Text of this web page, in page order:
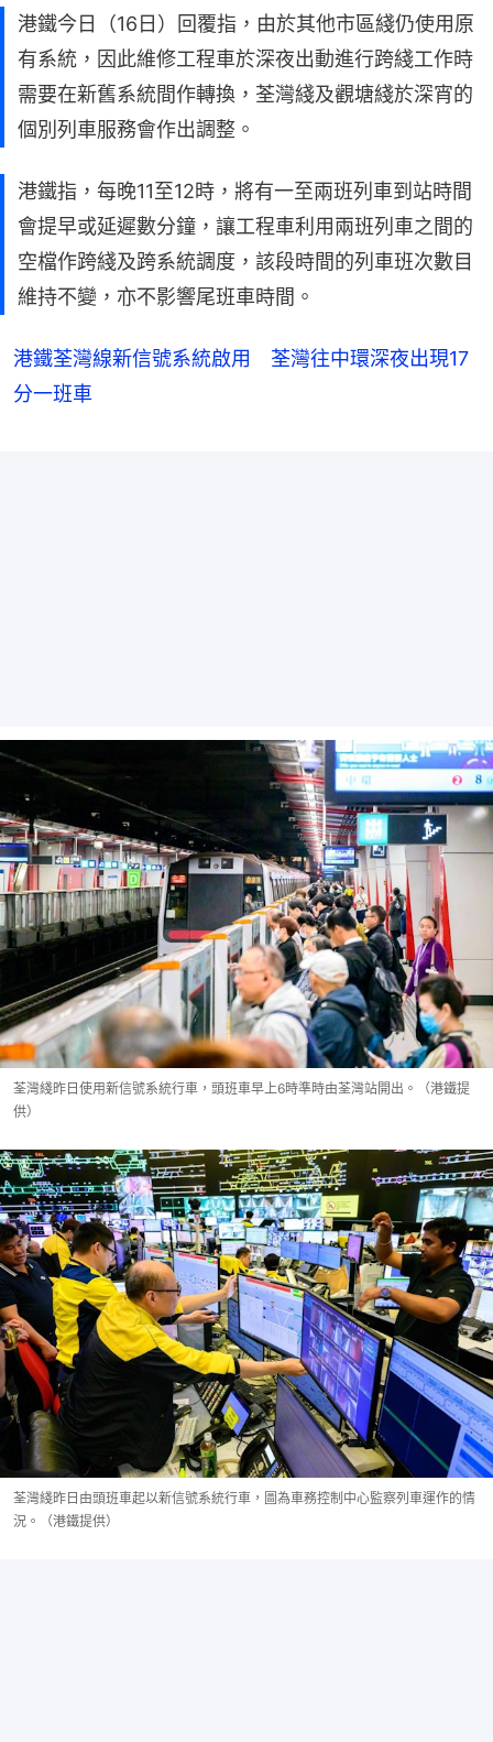
港鐵今日（16日）回覆指，由於其他市區綫仍使用原
有系統，因此維修工程車於深夜出動進行跨綫工作時
需要在新舊系統間作轉換，荃灣綫及觀塘綫於深宵的
個別列車服務會作出調整。
港鐵指，每晚11至12時，將有一至兩班列車到站時間
會提早或延遲數分鐘，讓工程車利用兩班列車之間的
空檔作跨綫及跨系統調度，該段時間的列車班次數目
維持不變，亦不影響尾班車時間。
港鐵荃灣線新信號系統啟用 荃灣往中環深夜出現17
分一班車
荃灣綫昨日使用新信號系統行車，頭班車早上6時準時由荃灣站開出。（港鐵提
供）
荃灣綫昨日由頭班車起以新信號系統行車，圖為車務控制中心監察列車運作的情
況。（港鐵提供）